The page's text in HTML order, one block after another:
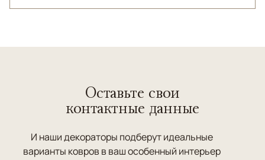
Оставьте свои
контактные данные
И наши декораторы подберут идеальные
варианты ковров в ваш особенный интерьер